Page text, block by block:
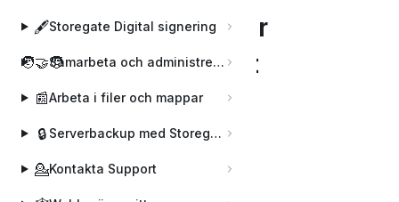
🖋️Storegate Digital signering
🧑‍🤝‍🧑 Samarbeta och administrera användare
📰Arbeta i filer och mappar
🔒 Serverbackup med Storegate Pro Backup
💁Kontakta Support
Backup på ny PC när
du redan har använt
programmet
Senast uppdaterad den Sep 5, 2025